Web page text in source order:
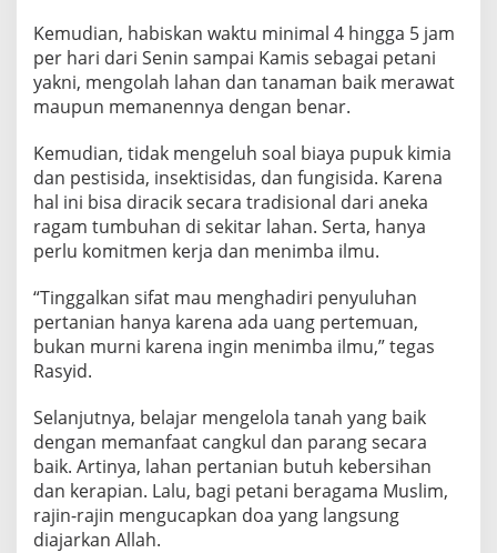
Kemudian, habiskan waktu minimal 4 hingga 5 jam
per hari dari Senin sampai Kamis sebagai petani
yakni, mengolah lahan dan tanaman baik merawat
maupun memanennya dengan benar.
Kemudian, tidak mengeluh soal biaya pupuk kimia
dan pestisida, insektisidas, dan fungisida. Karena
hal ini bisa diracik secara tradisional dari aneka
ragam tumbuhan di sekitar lahan. Serta, hanya
perlu komitmen kerja dan menimba ilmu.
“Tinggalkan sifat mau menghadiri penyuluhan
pertanian hanya karena ada uang pertemuan,
bukan murni karena ingin menimba ilmu,” tegas
Rasyid.
Selanjutnya, belajar mengelola tanah yang baik
dengan memanfaat cangkul dan parang secara
baik. Artinya, lahan pertanian butuh kebersihan
dan kerapian. Lalu, bagi petani beragama Muslim,
rajin-rajin mengucapkan doa yang langsung
diajarkan Allah.